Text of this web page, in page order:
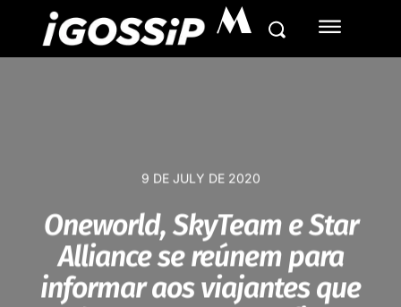
M
9 DE JULY DE 2020
Oneworld, SkyTeam e Star
Alliance se reúnem para
informar aos viajantes que